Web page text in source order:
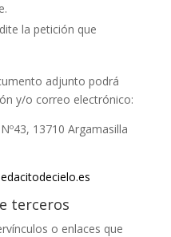
la petición que
adjunto podrá
y/o correo electrónico:
13710 Argamasilla
terceros
o enlaces que